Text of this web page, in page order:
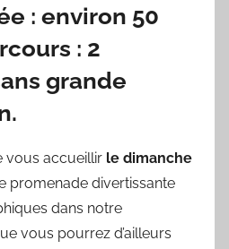
: environ 50
: 2
grande
vous accueillir le dimanche
promenade divertissante
dans notre
vous pourrez d’ailleurs